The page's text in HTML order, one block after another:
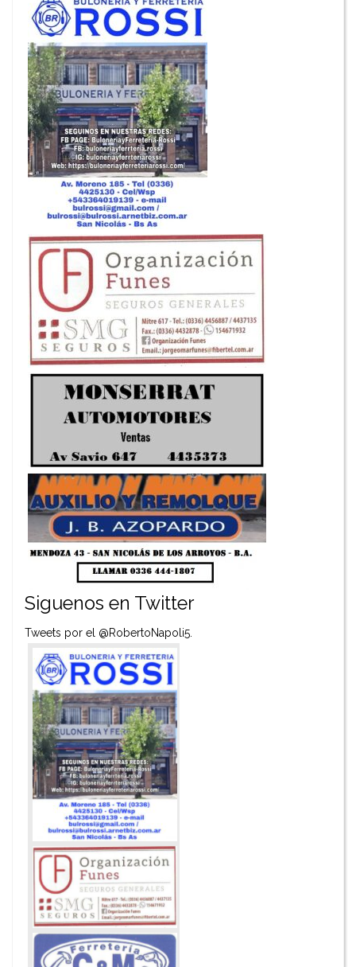
Siguenos en Twitter
Tweets por el @RobertoNapoli5.